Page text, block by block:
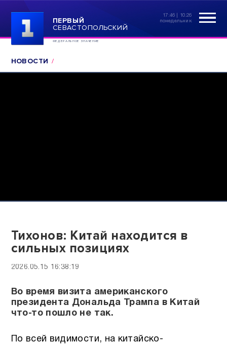
ПЕРВЫЙ
СЕВАСТОПОЛЬСКИЙ
ФЕДЕРАЛЬНОЕ ЗНАЧЕНИЕ
17:46 | 10.26
понедельник
НОВОСТИ
Тихонов: Китай находится в
сильных позициях
2026.05.15 16:38:19
Во время визита американского
президента Дональда Трампа в Китай
что-то пошло не так.
По всей видимости, на китайско-